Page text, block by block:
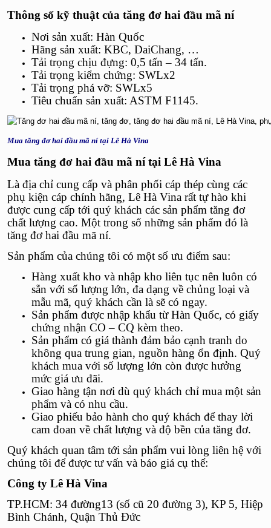
Thông số kỹ thuật của tăng đơ hai đầu mã ní
Nơi sản xuất: Hàn Quốc
Hãng sản xuất: KBC, DaiChang, …
Tải trọng chịu đựng: 0,5 tấn – 34 tấn.
Tải trọng kiểm chứng: SWLx2
Tải trọng phá vỡ: SWLx5
Tiêu chuẩn sản xuất: ASTM F1145.
Mua tăng đơ hai đầu mã ní tại Lê Hà Vina
Muatăng đơ hai đầu mã nítại Lê Hà Vina
Là địa chỉ cung cấp và phân phối cáp thép cùng các
phụ kiện cáp chính hãng, Lê Hà Vina rất tự hào khi
được cung cấp tới quý khách các sản phẩm tăng đơ
chất lượng cao. Một trong số những sản phẩm đó là
tăng đơ hai đầu mã ní.
Sản phẩm của chúng tôi có một số ưu điểm sau:
Hàng xuất kho và nhập kho liên tục nên luôn có
sẵn với số lượng lớn, đa dạng về chủng loại và
mẫu mã, quý khách cần là sẽ có ngay.
Sản phẩm được nhập khẩu từ Hàn Quốc, có giấy
chứng nhận CO – CQ kèm theo.
Sản phẩm có giá thành đảm bảo cạnh tranh do
không qua trung gian, nguồn hàng ổn định. Quý
khách mua với số lượng lớn còn được hưởng
mức giá ưu đãi.
Giao hàng tận nơi dù quý khách chỉ mua một sản
phẩm và có nhu cầu.
Giao phiếu bảo hành cho quý khách để thay lời
cam đoan về chất lượng và độ bền của tăng đơ.
Quý khách quan tâm tới sản phẩm vui lòng liên hệ với
chúng tôi để được tư vấn và báo giá cụ thể:
Công ty Lê Hà Vina
TP.HCM: 34 đường13 (số cũ 20 đường 3), KP 5, Hiệp
Bình Chánh, Quận Thủ Đức